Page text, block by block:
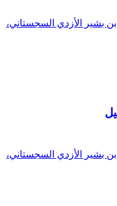
بشير الأزدي السجستاني،
بشير الأزدي السجستاني،